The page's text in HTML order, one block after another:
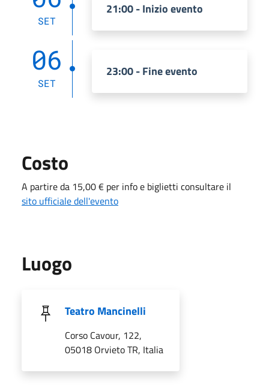
SET
21:00 - Inizio evento
06
SET
23:00 - Fine evento
Costo
A partire da 15,00 € per info e biglietti consultare il
sito ufficiale dell'evento
Luogo
Teatro Mancinelli
Corso Cavour, 122,
05018 Orvieto TR, Italia